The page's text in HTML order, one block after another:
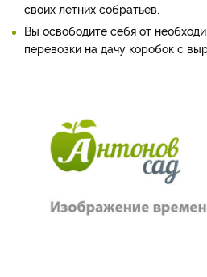
своих летних собратьев.
Вы освободите себя от
перевозки на дачу коробок с